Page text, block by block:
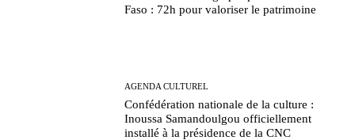
Faso : 72h pour valoriser le patrimoine
AGENDA CULTUREL
Confédération nationale de la culture :
Inoussa Samandoulgou officiellement
installé à la présidence de la CNC